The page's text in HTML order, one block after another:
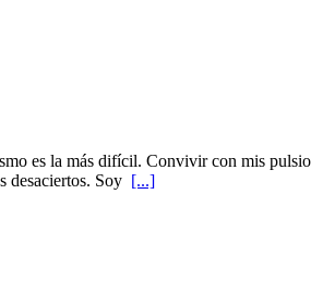
es la más difícil. Convivir con mis
desaciertos. Soy [...]